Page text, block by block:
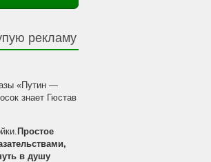
рекламу
«Путин —
знает Гюстав
Простое
в душу